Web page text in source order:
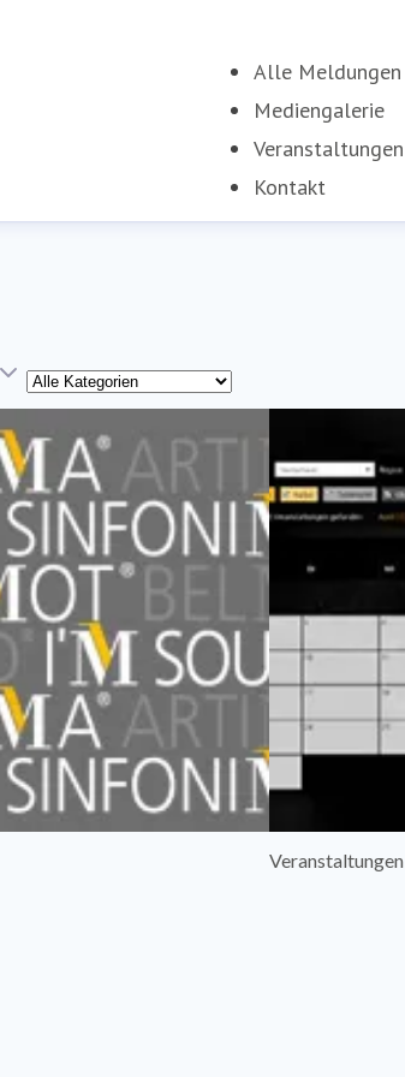
Alle Meldungen
Mediengalerie
Veranstaltungen
Kontakt
Kategorie
Veranstaltungen